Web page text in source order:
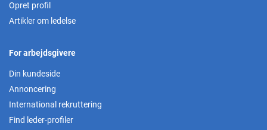
Opret profil
Artikler om ledelse
For arbejdsgivere
Din kundeside
Annoncering
International rekruttering
Find leder-profiler